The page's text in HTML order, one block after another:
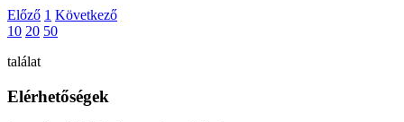
Előző 1 Következő
10 20 50
találat
Elérhetőségek